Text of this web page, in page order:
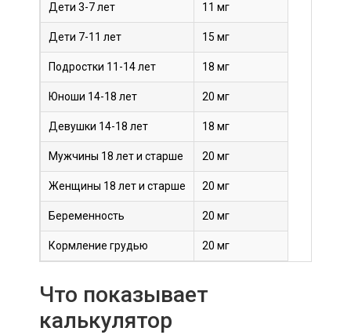
Дети 3-7 лет 11 мг
Дети 7-11 лет 15 мг
Подростки 11-14 лет 18 мг
Юноши 14-18 лет 20 мг
Девушки 14-18 лет 18 мг
Мужчины 18 лет и старше 20 мг
Женщины 18 лет и старше 20 мг
Беременность 20 мг
Кормление грудью 20 мг
Что показывает
калькулятор